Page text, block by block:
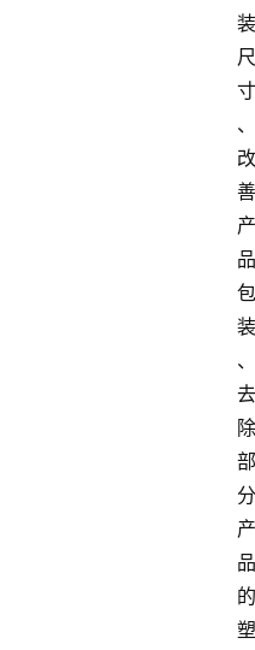
装
尺
寸
、
改
善
产
品
包
装
、
去
除
部
分
产
品
的
塑